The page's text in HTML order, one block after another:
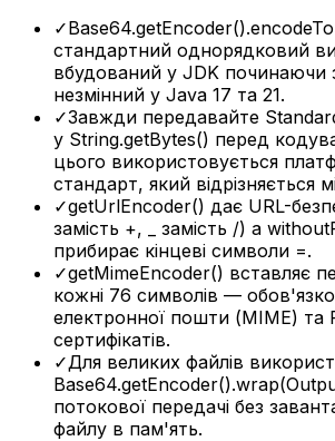
✓
стандартний однорядковий
вбудований у JDK починаючи
незмінний у Java 17 та 21.
✓Завжди передавайте
у String.getBytes() перед
цього використовується
стандарт, який відрізняється
✓getUrlEncoder() дає URL-
замість +, _ замість /) а
прибирає кінцеві символи =.
✓getMimeEncoder() вставляє
кожні 76 символів —
електронної пошти (MIME) та
сертифікатів.
✓Для великих файлів
потокової передачі без
файлу в пам'ять.